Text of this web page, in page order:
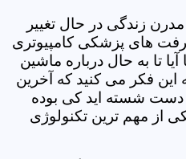
زندگی در حال تغییر
های پزشکی کامپیوتری
تا به حال درباره ماشین
این فکر می کنید که آخرین
دست شسته اید کی بوده
از مهم ترین تکنولوژی